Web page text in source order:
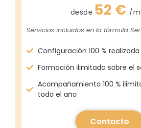
desde 52 €/
Servicios incluidos en la fórmula
Configuración 100 %
Formación ilimitada sobre el
Acompañamiento 100 %
todo el año
Contacto